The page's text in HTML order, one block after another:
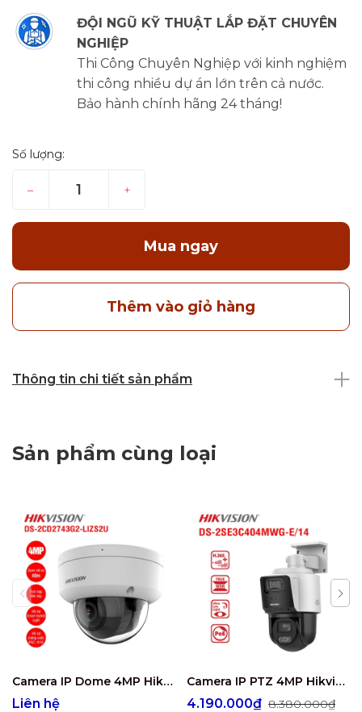
ĐỘI NGŨ KỸ THUẬT LẮP ĐẶT CHUYÊN
NGHIỆP
Thi Công Chuyên Nghiệp với kinh nghiệm
thi công nhiều dự án lớn trên cả nước.
Bảo hành chính hãng 24 tháng!
Số lượng:
– +
Mua ngay
Thêm vào giỏ hàng
Thông tin chi tiết sản phẩm
Sản phẩm cùng loại
Camera IP Dome 4MP Hikvision DS-2CD2743G2-LIZS2U
Liên hệ
Camera IP PTZ 4MP Hikvision DS-2SE3C404MWG-E/14
4.190.000₫ 8.380.000₫